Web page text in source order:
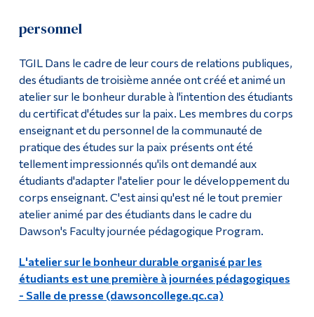
personnel
TGIL Dans le cadre de leur cours de relations publiques,
des étudiants de troisième année ont créé et animé un
atelier sur le bonheur durable à l'intention des étudiants
du certificat d'études sur la paix. Les membres du corps
enseignant et du personnel de la communauté de
pratique des études sur la paix présents ont été
tellement impressionnés qu'ils ont demandé aux
étudiants d'adapter l'atelier pour le développement du
corps enseignant. C'est ainsi qu'est né le tout premier
atelier animé par des étudiants dans le cadre du
Dawson's Faculty journée pédagogique Program.
L'atelier sur le bonheur durable organisé par les
étudiants est une première à journées pédagogiques
- Salle de presse (dawsoncollege.qc.ca)